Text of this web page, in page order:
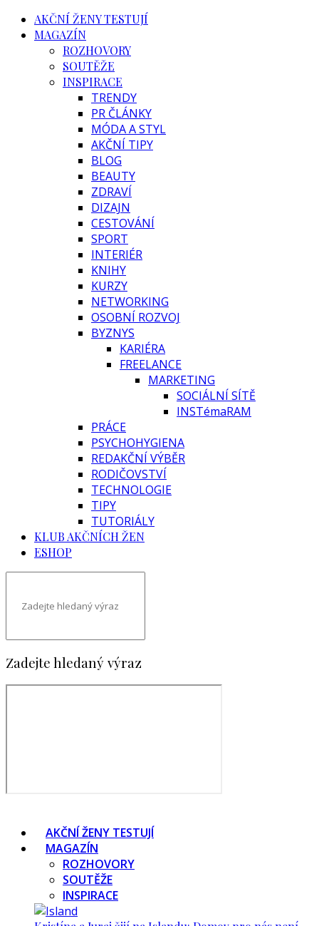
AKČNÍ ŽENY TESTUJÍ
MAGAZÍN
ROZHOVORY
SOUTĚŽE
INSPIRACE
TRENDY
PR ČLÁNKY
MÓDA A STYL
AKČNÍ TIPY
BLOG
BEAUTY
ZDRAVÍ
DIZAJN
CESTOVÁNÍ
SPORT
INTERIÉR
KNIHY
KURZY
NETWORKING
OSOBNÍ ROZVOJ
BYZNYS
KARIÉRA
FREELANCE
MARKETING
SOCIÁLNÍ SÍTĚ
INSTémaRAM
PRÁCE
PSYCHOHYGIENA
REDAKČNÍ VÝBĚR
RODIČOVSTVÍ
TECHNOLOGIE
TIPY
TUTORIÁLY
KLUB AKČNÍCH ŽEN
ESHOP
Zadejte hledaný výraz
AKČNÍ ŽENY TESTUJÍ
MAGAZÍN
ROZHOVORY
SOUTĚŽE
INSPIRACE